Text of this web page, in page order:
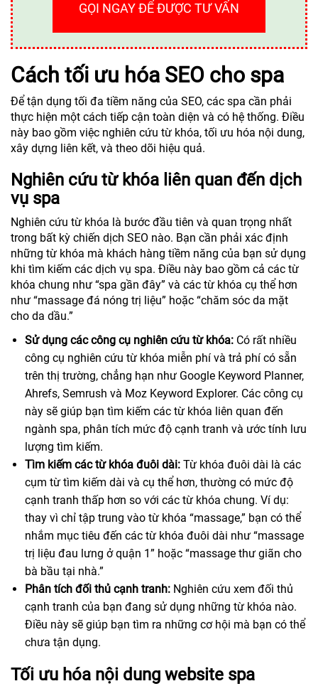
GỌI NGAY ĐỂ ĐƯỢC TƯ VẤN
Cách tối ưu hóa SEO cho spa
Để tận dụng tối đa tiềm năng của SEO, các spa cần phải
thực hiện một cách tiếp cận toàn diện và có hệ thống. Điều
này bao gồm việc nghiên cứu từ khóa, tối ưu hóa nội dung,
xây dựng liên kết, và theo dõi hiệu quả.
Nghiên cứu từ khóa liên quan đến dịch
vụ spa
Nghiên cứu từ khóa là bước đầu tiên và quan trọng nhất
trong bất kỳ chiến dịch SEO nào. Bạn cần phải xác định
những từ khóa mà khách hàng tiềm năng của bạn sử dụng
khi tìm kiếm các dịch vụ spa. Điều này bao gồm cả các từ
khóa chung như “spa gần đây” và các từ khóa cụ thể hơn
như “massage đá nóng trị liệu” hoặc “chăm sóc da mặt
cho da dầu.”
Sử dụng các công cụ nghiên cứu từ khóa: Có rất nhiều
công cụ nghiên cứu từ khóa miễn phí và trả phí có sẵn
trên thị trường, chẳng hạn như Google Keyword Planner,
Ahrefs, Semrush và Moz Keyword Explorer. Các công cụ
này sẽ giúp bạn tìm kiếm các từ khóa liên quan đến
ngành spa, phân tích mức độ cạnh tranh và ước tính lưu
lượng tìm kiếm.
Tìm kiếm các từ khóa đuôi dài: Từ khóa đuôi dài là các
cụm từ tìm kiếm dài và cụ thể hơn, thường có mức độ
cạnh tranh thấp hơn so với các từ khóa chung. Ví dụ:
thay vì chỉ tập trung vào từ khóa “massage,” bạn có thể
nhắm mục tiêu đến các từ khóa đuôi dài như “massage
trị liệu đau lưng ở quận 1” hoặc “massage thư giãn cho
bà bầu tại nhà.”
Phân tích đối thủ cạnh tranh: Nghiên cứu xem đối thủ
cạnh tranh của bạn đang sử dụng những từ khóa nào.
Điều này sẽ giúp bạn tìm ra những cơ hội mà bạn có thể
chưa tận dụng.
Tối ưu hóa nội dung website spa